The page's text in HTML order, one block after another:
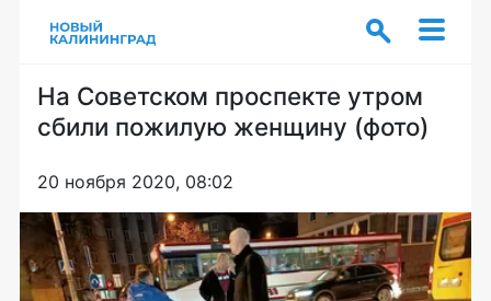
На Советском проспекте утром
сбили пожилую женщину (фото)
20 ноября 2020, 08:02